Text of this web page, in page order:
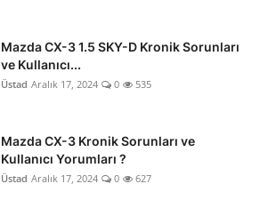
Mazda CX-3 1.5 SKY-D Kronik Sorunları
ve Kullanıcı...
Üstad Aralık 17, 2024 0 535
Mazda CX-3 Kronik Sorunları ve
Kullanıcı Yorumları ?
Üstad Aralık 17, 2024 0 627